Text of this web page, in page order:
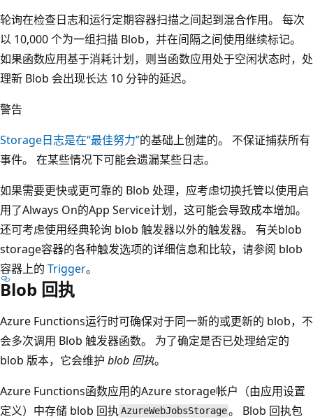
轮询在检查日志和运行定期容器扫描之间起到混合作用。 每次
以 10,000 个为一组扫描 Blob，并在间隔之间使用继续标记。
如果函数应用基于消耗计划，则当函数应用处于空闲状态时，处
理新 Blob 会出现长达 10 分钟的延迟。
警告
Storage日志是在“最佳努力”的基础上创建的。 不保证捕获所有
事件。 在某些情况下可能会遗漏某些日志。
如果需要更快或更可靠的 Blob 处理，应考虑切换托管以使用启
用了Always On的App Service计划，这可能会导致成本增加。
还可考虑使用经典轮询 blob 触发器以外的触发器。 有关blob
storage容器的各种触发选项的详细信息和比较，请参阅 blob
容器上的 Trigger。
Blob 回执
Azure Functions运行时可确保对于同一新的或更新的 blob，不
会多次调用 Blob 触发器函数。 为了确定是否已处理给定的
blob 版本，它会维护 blob 回执。
Azure Functions函数应用的Azure storage帐户（由应用设置
定义）中存储 blob 回执AzureWebJobsStorage。 Blob 回执包